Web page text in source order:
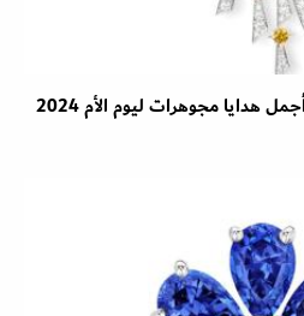
هدايا مجوهرات ليوم الأم 2024